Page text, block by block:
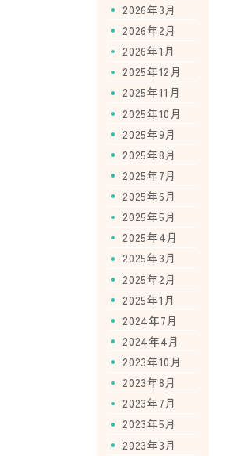
2026年3月
2026年2月
2026年1月
2025年12月
2025年11月
2025年10月
2025年9月
2025年8月
2025年7月
2025年6月
2025年5月
2025年4月
2025年3月
2025年2月
2025年1月
2024年7月
2024年4月
2023年10月
2023年8月
2023年7月
2023年5月
2023年3月